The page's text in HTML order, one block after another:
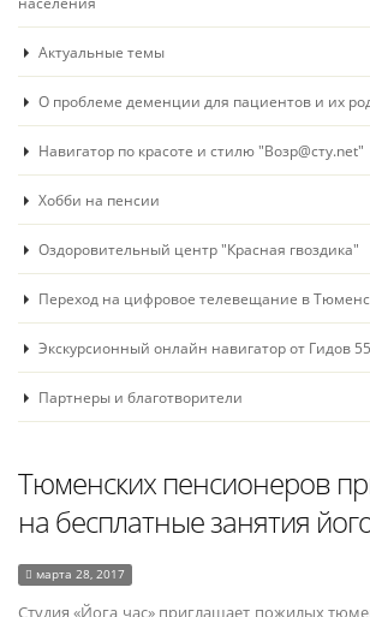
Актуальные темы
О проблеме деменции для пациентов и их
Навигатор по красоте и стилю "Возр@сту.net"
Хобби на пенсии
Оздоровительный центр "Красная гвоздика"
Переход на цифровое телевещание в
Экскурсионный онлайн навигатор от Гидов
Партнеры и благотворители
Тюменских пенсионеров
на бесплатные занятия
марта 28, 2017
Студия «Йога час» приглашает пожилых